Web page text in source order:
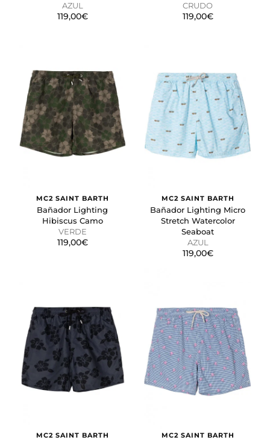
AZUL
119,00€
CRUDO
119,00€
MC2 SAINT BARTH
Bañador Lighting
Hibiscus Camo
VERDE
119,00€
MC2 SAINT BARTH
Bañador Lighting Micro
Stretch Watercolor
Seaboat
AZUL
119,00€
MC2 SAINT BARTH MC2 SAINT BARTH